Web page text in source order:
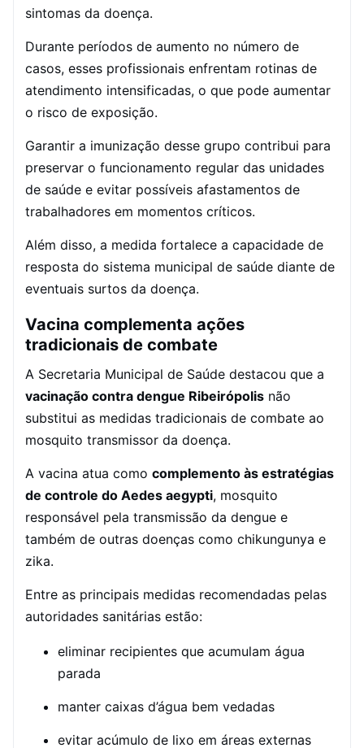
sintomas da doença.
Durante períodos de aumento no número de
casos, esses profissionais enfrentam rotinas de
atendimento intensificadas, o que pode aumentar
o risco de exposição.
Garantir a imunização desse grupo contribui para
preservar o funcionamento regular das unidades
de saúde e evitar possíveis afastamentos de
trabalhadores em momentos críticos.
Além disso, a medida fortalece a capacidade de
resposta do sistema municipal de saúde diante de
eventuais surtos da doença.
Vacina complementa ações
tradicionais de combate
A Secretaria Municipal de Saúde destacou que a
vacinação contra dengue Ribeirópolis não
substitui as medidas tradicionais de combate ao
mosquito transmissor da doença.
A vacina atua como complemento às estratégias
de controle do Aedes aegypti, mosquito
responsável pela transmissão da dengue e
também de outras doenças como chikungunya e
zika.
Entre as principais medidas recomendadas pelas
autoridades sanitárias estão:
eliminar recipientes que acumulam água
parada
manter caixas d’água bem vedadas
evitar acúmulo de lixo em áreas externas